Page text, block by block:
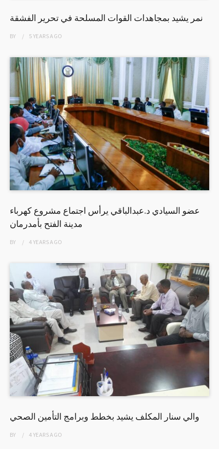
نمر يشيد بمجاهدات القوات المسلحة في تحرير الفشقة
BY 5 YEARSAGO
عضو السيادي د.عبدالباقي يرأس اجتماع مشروع كهرباء
مدينة الفتح بأمدرمان
BY 4 YEARSAGO
والي سنار المكلف يشيد بخطط وبرامج التأمين الصحي
BY 4 YEARSAGO